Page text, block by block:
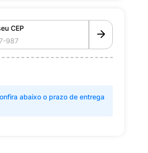
CEP
abaixo o prazo de entrega